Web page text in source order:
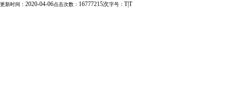
更新时间： 2020-04-06点击次数： 16777215次字号： T|T